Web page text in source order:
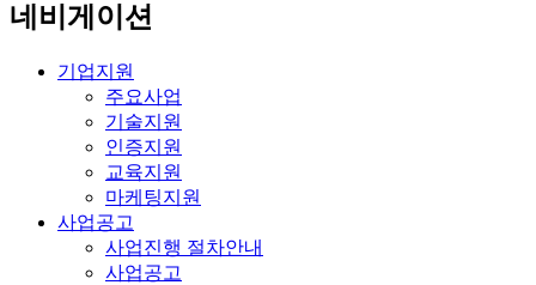
네비게이션
기업지원
주요사업
기술지원
인증지원
교육지원
마케팅지원
사업공고
사업진행 절차안내
사업공고